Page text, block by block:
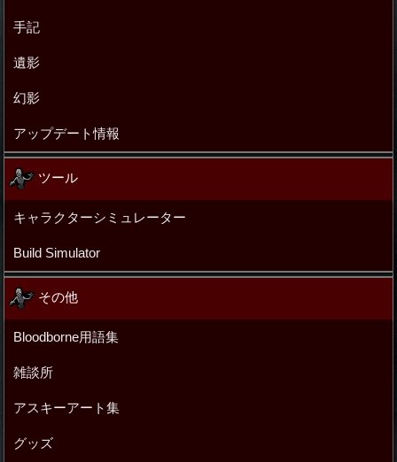
手記
遺影
幻影
アップデート情報
ツール
キャラクターシミュレーター
Build Simulator
その他
Bloodborne用語集
雑談所
アスキーアート集
グッズ